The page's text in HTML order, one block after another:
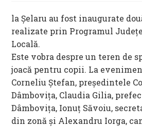
la Șelaru au fost inaugurate
realizate prin Programul
Locală.
Este vobra despre un teren de
joacă pentru copii. La
Corneliu Ștefan, președintele
Dâmbovița, Claudia Gilia,
Dâmbovița, Ionuț Săvoiu,
din zonă și Alexandru Iorga,